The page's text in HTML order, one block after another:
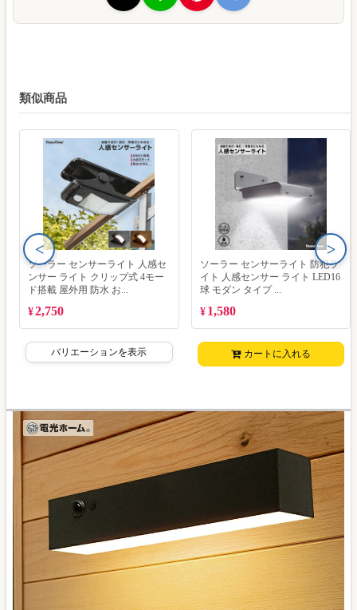
類似商品
ソーラー センサーライト 人感セ
ンサー ライト クリップ式 4モー
ド搭載 屋外用 防水 お...
¥2,750
バリエーションを表示
ソーラー センサーライト 防犯ラ
イト 人感センサー ライト LED16
球 モダン タイプ ...
¥ 1,580
カートに入れる
< >